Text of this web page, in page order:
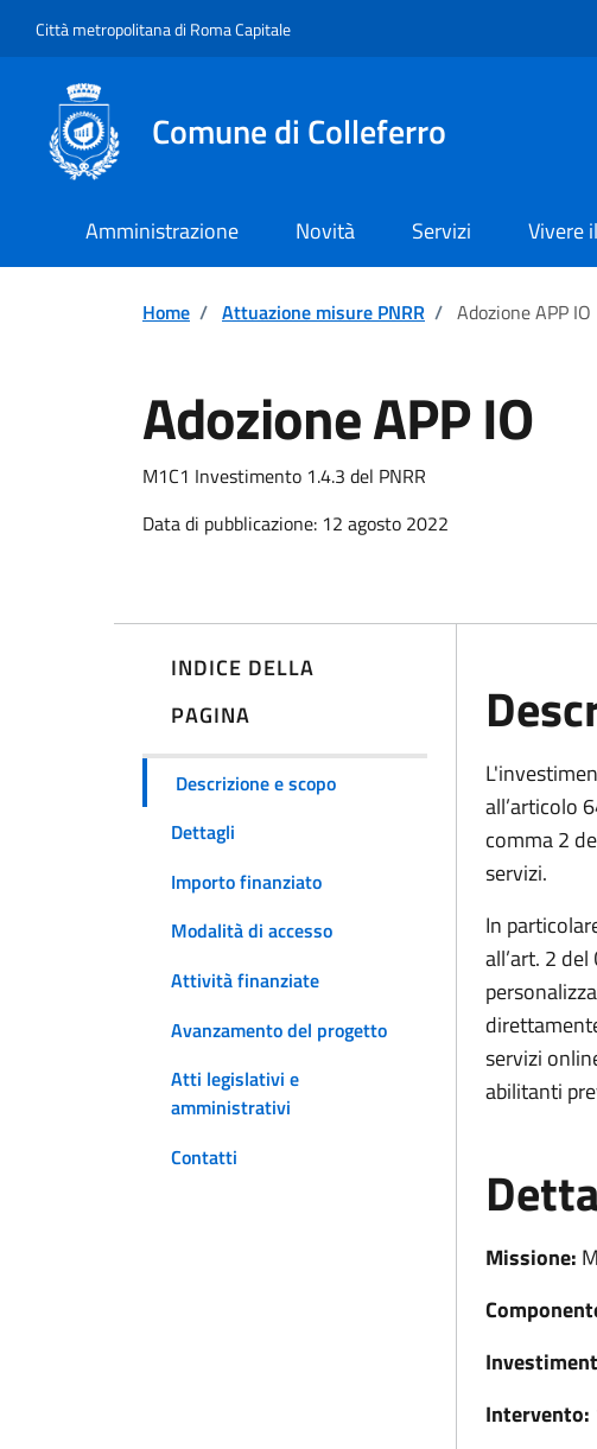
Città metropolitana di Roma Capitale
Comune di Colleferro
Amministrazione Novità Servizi Vivere
Home / Attuazione misure PNRR / Adozione APP IO
Adozione APP IO
M1C1 Investimento 1.4.3 del PNRR
Data di pubblicazione: 12 agosto 2022
INDICE DELLA
PAGINA
Descrizione e scopo
Dettagli
Importo finanziato
Modalità di accesso
Attività finanziate
Avanzamento del progetto
Atti legislativi e
amministrativi
Contatti
all’articolo
comma 2
servizi.
In
all’art. 2
servizi
abilitanti
Missione:
Intervento: